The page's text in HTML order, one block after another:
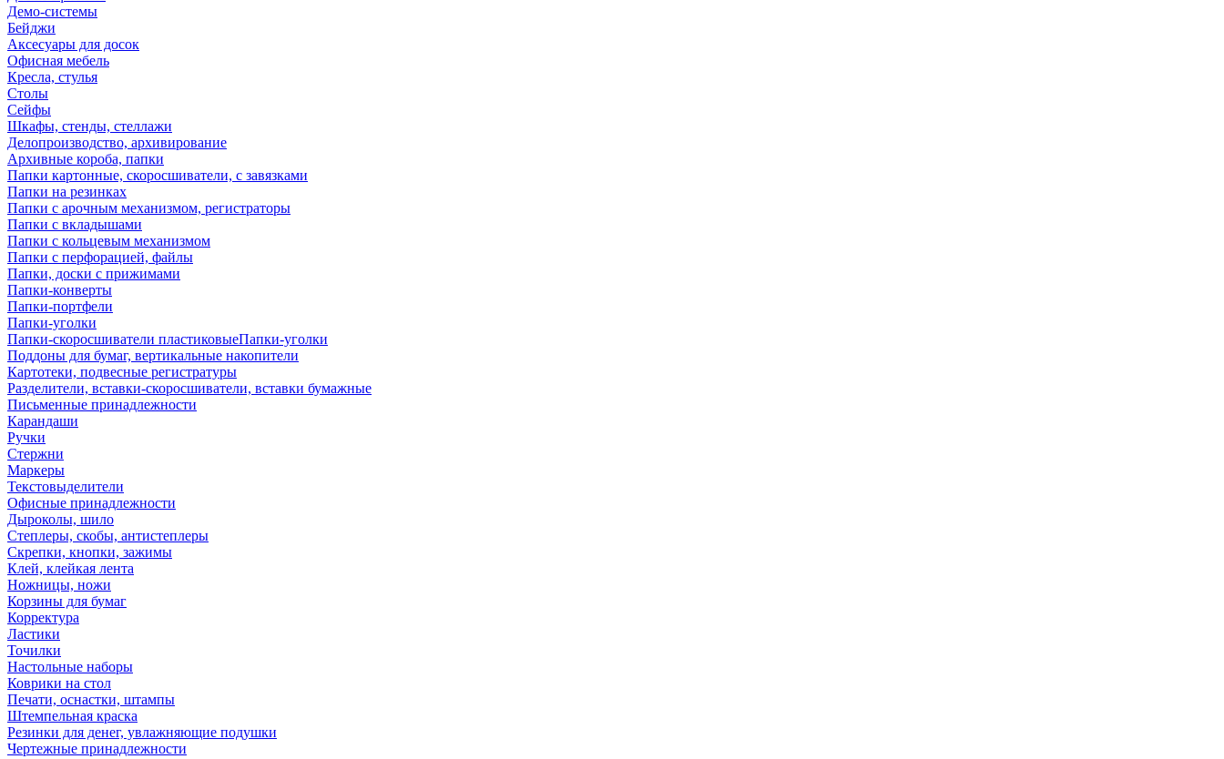
Демо-системы
Бейджи
Аксесуары для досок
Офисная мебель
Кресла, стулья
Столы
Сейфы
Шкафы, стенды, стеллажи
Делопроизводство, архивирование
Архивные короба, папки
Папки картонные, скоросшиватели, с завязками
Папки на резинках
Папки с арочным механизмом, регистраторы
Папки с вкладышами
Папки с кольцевым механизмом
Папки с перфорацией, файлы
Папки, доски с прижимами
Папки-конверты
Папки-портфели
Папки-уголки
Папки-скоросшиватели пластиковыеПапки-уголки
Поддоны для бумаг, вертикальные накопители
Картотеки, подвесные регистратуры
Разделители, вставки-скоросшиватели, вставки бумажные
Письменные принадлежности
Карандаши
Ручки
Стержни
Маркеры
Текстовыделители
Офисные принадлежности
Дыроколы, шило
Степлеры, скобы, антистеплеры
Скрепки, кнопки, зажимы
Клей, клейкая лента
Ножницы, ножи
Корзины для бумаг
Корректура
Ластики
Точилки
Настольные наборы
Коврики на стол
Печати, оснастки, штампы
Штемпельная краска
Резинки для денег, увлажняющие подушки
Чертежные принадлежности